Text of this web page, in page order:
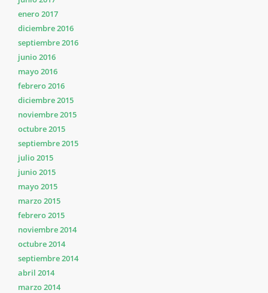
enero 2017
diciembre 2016
septiembre 2016
junio 2016
mayo 2016
febrero 2016
diciembre 2015
noviembre 2015
octubre 2015
septiembre 2015
julio 2015
junio 2015
mayo 2015
marzo 2015
febrero 2015
noviembre 2014
octubre 2014
septiembre 2014
abril 2014
marzo 2014